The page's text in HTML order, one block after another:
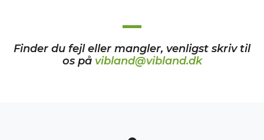
Finder du fejl eller mangler, venligst skriv til
os på vibland@vibland.dk